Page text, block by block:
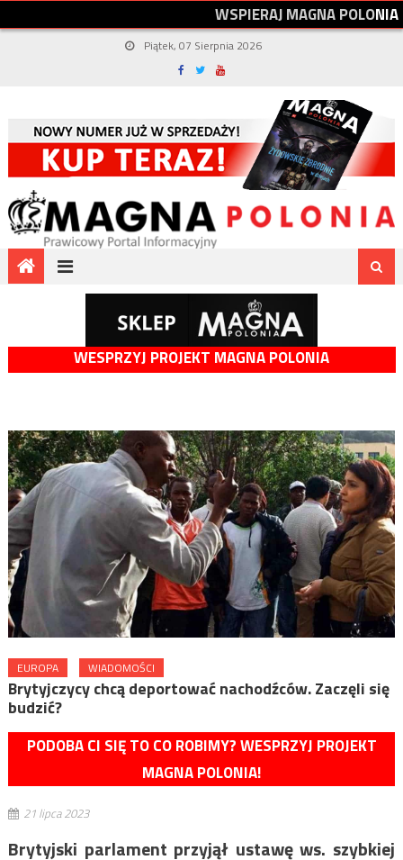
WSPIERAJMAGNAPOLONIA
Piątek, 07 Sierpnia 2026
WESPRZYJ PROJEKT MAGNA POLONIA
EUROPA WIADOMOŚCI
Brytyjczycy chcą deportować nachodźców. Zaczęli się
budzić?
PODOBA CI SIĘ TO CO ROBIMY? WESPRZYJ PROJEKT
MAGNA POLONIA!
21 lipca 2023
Brytyjski parlament przyjął ustawę ws. szybkiej